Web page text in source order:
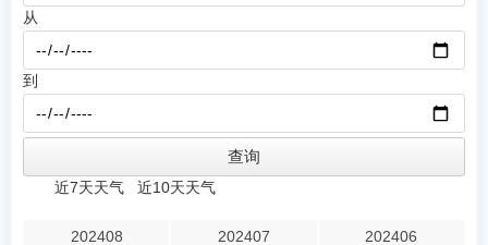
从
到
近7天天气 近10天天气
202408 202407 202406